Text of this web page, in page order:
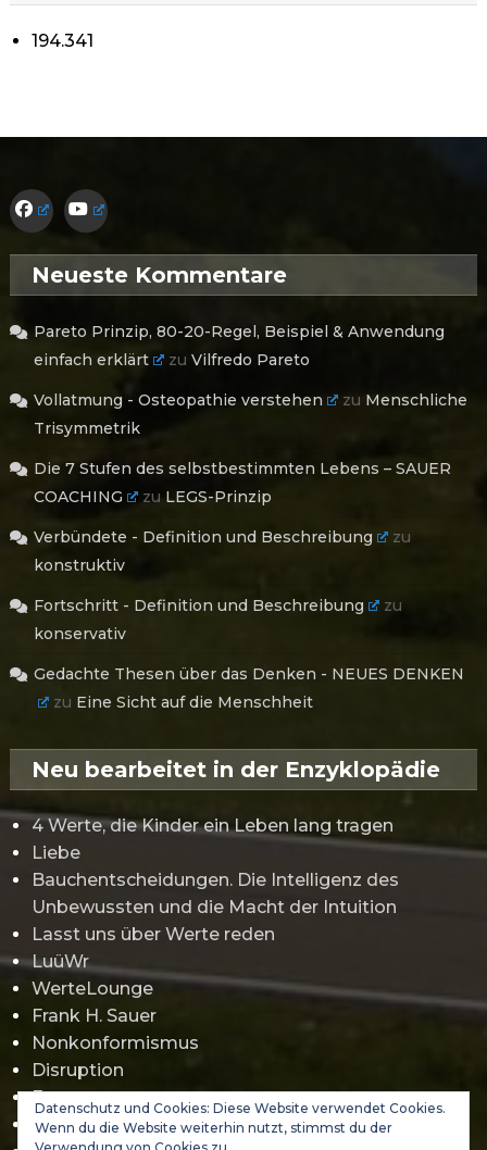
194.341
Neueste Kommentare
Pareto Prinzip, 80-20-Regel, Beispiel & Anwendung
einfach erklärt
zuVilfredo Pareto
Vollatmung - Osteopathie verstehen zu Menschliche
Trisymmetrik
Die 7 Stufen des selbstbestimmten Lebens – SAUER
COACHING
zu LEGS-Prinzip
Verbündete - Definition und Beschreibung
zu
konstruktiv
Fortschritt - Definition und Beschreibung
zu
konservativ
Gedachte Thesen über das Denken - NEUES DENKEN
zu Eine Sicht auf die Menschheit
Neu bearbeitet in der Enzyklopädie
4 Werte, die Kinder ein Leben lang tragen
Liebe
Bauchentscheidungen. Die Intelligenz des
Unbewussten und die Macht der Intuition
Lasst uns über Werte reden
LuüWr
WerteLounge
Frank H. Sauer
Nonkonformismus
Disruption
Erwartungsmanagement
Gamification
Datenschutz und Cookies: Diese Website verwendet Cookies.
Wenn du die Website weiterhin nutzt, stimmst du der